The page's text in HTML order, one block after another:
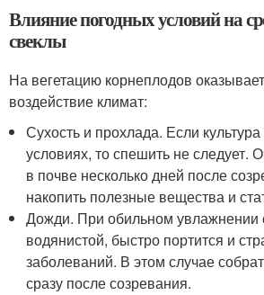
Влияние погодных условий на
свеклы
На вегетацию корнеплодов
воздействие климат:
Сухость и прохлада. Если культура
условиях, то спешить не следует.
в почве несколько дней после
накопить полезные вещества и
Дожди. При обильном увлажнении
водянистой, быстро портится и
заболеваний. В этом случае
сразу после созревания.